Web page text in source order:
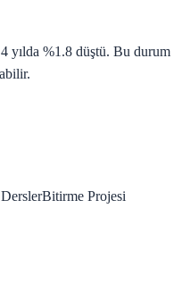
yılda %1.8 düştü. Bu durum
Bitirme Projesi